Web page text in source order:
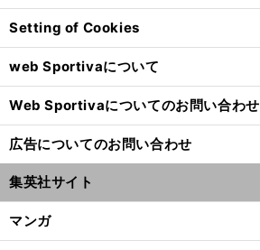
Setting of Cookies
web Sportivaについて
Web Sportivaについてのお問い合わせ
広告についてのお問い合わせ
集英社サイト
マンガ